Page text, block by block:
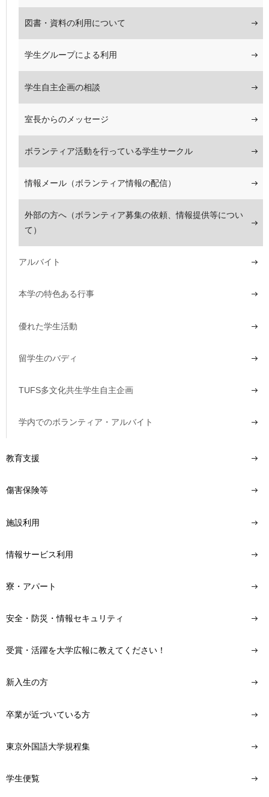
図書・資料の利用について
学生グループによる利用
学生自主企画の相談
室長からのメッセージ
ボランティア活動を行っている学生サークル
情報メール（ボランティア情報の配信）
外部の方へ（ボランティア募集の依頼、情報提供等につい
て）
アルバイト
本学の特色ある行事
優れた学生活動
留学生のバディ
TUFS多文化共生学生自主企画
学内でのボランティア・アルバイト
教育支援
傷害保険等
施設利用
情報サービス利用
寮・アパート
安全・防災・情報セキュリティ
受賞・活躍を大学広報に教えてください！
新入生の方
卒業が近づいている方
東京外国語大学規程集
学生便覧